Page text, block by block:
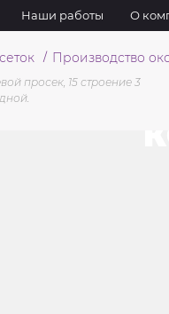
Наши работы О
Производство
просек, 15 строение 3